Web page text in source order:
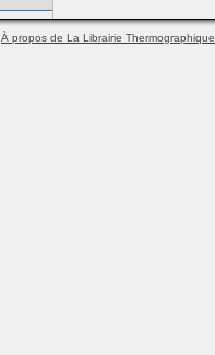
À propos de La Librairie Thermographique